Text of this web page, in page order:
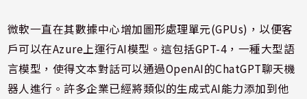
微軟一直在其數據中心增加圖形處理單元(GPUs)，以便客
戶可以在Azure上運行AI模型。這包括GPT-4，一種大型語
言模型，使得文本對話可以通過OpenAI的ChatGPT聊天機
器人進行。許多企業已經將類似的生成式AI能力添加到他